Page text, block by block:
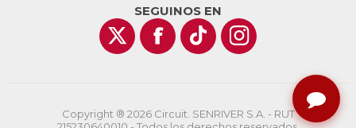
SEGUINOS EN
Copyright ® 2026 Circuit. SENRIVER S.A. - RUT